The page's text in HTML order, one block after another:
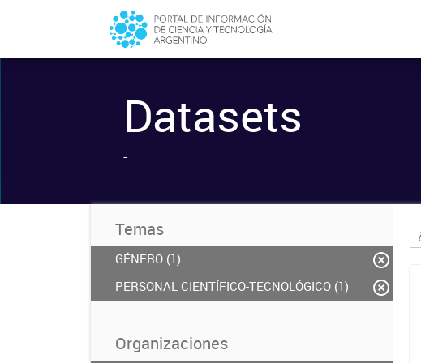
Datasets
-
Temas
GÉNERO (1)
PERSONAL CIENTÍFICO-TECNOLÓGICO (1)
Organizaciones